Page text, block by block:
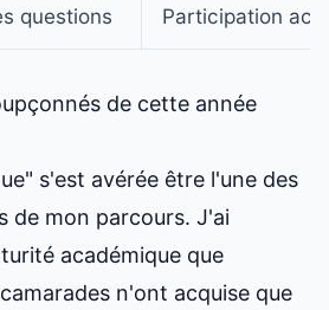
questions Participation
de cette année
s'est avérée être l'une des
de mon parcours. J'ai
académique que
n'ont acquise que